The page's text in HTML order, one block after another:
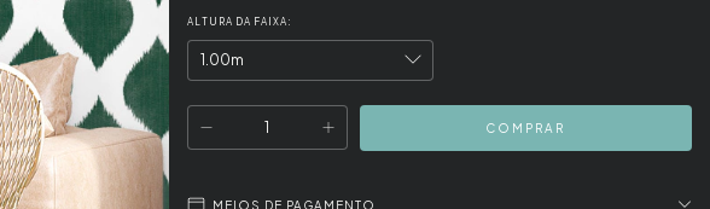
ALTURA DA FAIXA:
MEIOS DE PAGAMENTO